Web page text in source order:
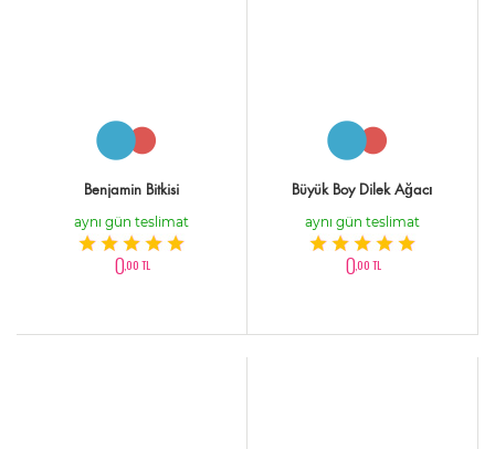
Benjamin Bitkisi
aynı gün teslimat
0,00 TL
Büyük Boy Dilek Ağacı
aynı gün teslimat
0,00 TL